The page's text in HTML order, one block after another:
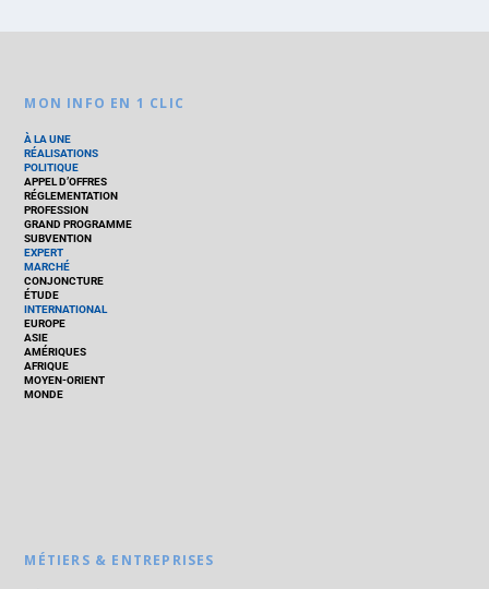
MON INFO EN 1 CLIC
À LA UNE
RÉALISATIONS
POLITIQUE
APPEL D’OFFRES
RÉGLEMENTATION
PROFESSION
GRAND PROGRAMME
SUBVENTION
EXPERT
MARCHÉ
CONJONCTURE
ÉTUDE
INTERNATIONAL
EUROPE
ASIE
AMÉRIQUES
AFRIQUE
MOYEN-ORIENT
MONDE
MÉTIERS & ENTREPRISES